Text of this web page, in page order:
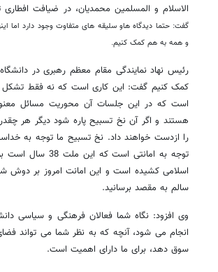
الاسلام و المسلمین محمدیان، در ضیافت
گفت: حتما دیدگاه هاو سلیقه های متفاوت وجود دارد اما
و همه به هم کمک کنیم.
رئیس نهاد نمایندگی مقام معظم رهبری در
کمک کنیم گفت:‌ این کاری است که نه فقط تشکل
است که در این جلسات آن محوریت مسائل
هستند و اگر آن نخ تسبیح پاره شود دیگر هر
را ازدست خواهند داد. نخ تسبیح ما توجه به
توجه به
اسلامی کشیده است و این امانت امروز بر دوش
سالم به مقصد برسانید.
وی افزود: نگاه شما فعالان فرهنگی و سیاسی
انجام می شود، آنچه که به نظر شما می تواند
سوق دهد، برای ما دارای اهمیت است.